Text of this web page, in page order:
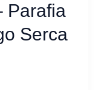
Parafia
Serca